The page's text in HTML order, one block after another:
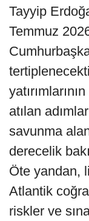
Tayyip
Temmuz
atılan
savunma
derecelik
Öte yandan,
Atlantik
riskler ve